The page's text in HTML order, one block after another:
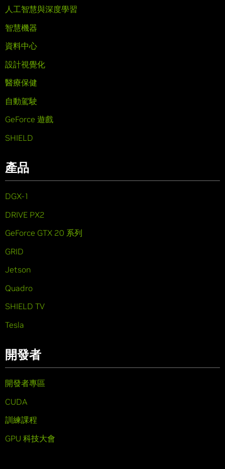
人工智慧與深度學習
智慧機器
資料中心
設計視覺化
醫療保健
自動駕駛
GeForce 遊戲
SHIELD
產品
DGX-1
DRIVE PX2
GeForce GTX 20 系列
GRID
Jetson
Quadro
SHIELD TV
Tesla
開發者
開發者專區
CUDA
訓練課程
GPU 科技大會